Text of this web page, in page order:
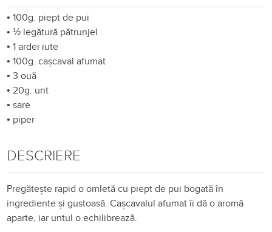
•100g. piept de pui
•½ legătură pătrunjel
•1 ardei iute
•100g. cașcaval afumat
•3 ouă
• 20g. unt
•sare
• piper
DESCRIERE
Pregătește rapid o omletă cu piept de pui bogată în
ingrediente și gustoasă. Cașcavalul afumat îi dă o aromă
aparte, iar untul o echilibrează.